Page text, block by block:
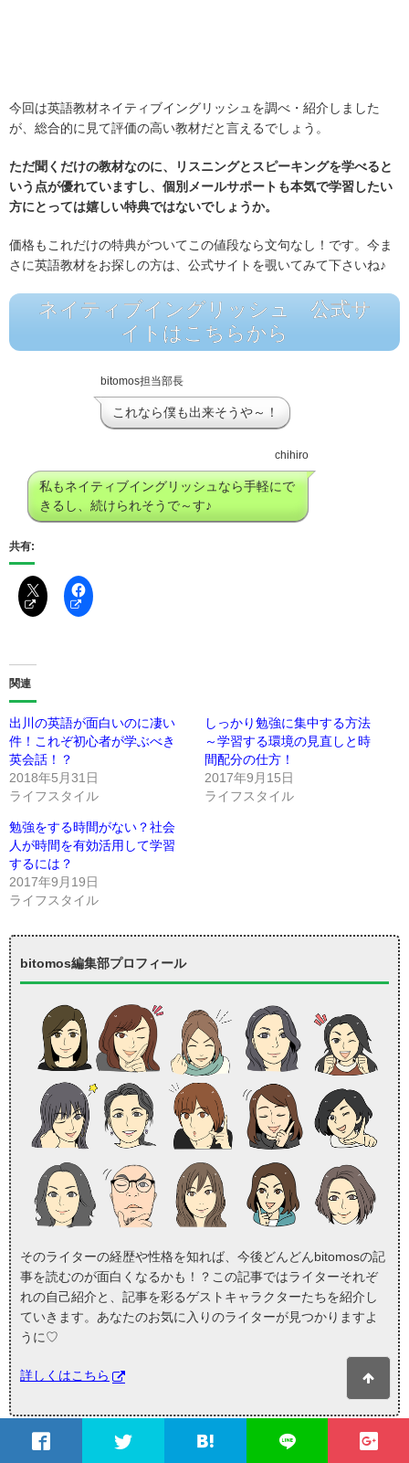
今回は英語教材ネイティブイングリッシュを調べ・紹介しました
が、総合的に見て評価の高い教材だと言えるでしょう。
ただ聞くだけの教材なのに、リスニングとスピーキングを学べると
いう点が優れていますし、個別メールサポートも本気で学習したい
方にとっては嬉しい特典ではないでしょうか。
価格もこれだけの特典がついてこの値段なら文句なし！です。今ま
さに英語教材をお探しの方は、公式サイトを覗いてみて下さいね♪
ネイティブイングリッシュ 公式サ
イトはこちらから
bitomos担当部長
これなら僕も出来そうや～！
chihiro
私もネイティブイングリッシュなら手軽にで
きるし、続けられそうで～す♪
共有:
関連
出川の英語が面白いのに凄い
件！これぞ初心者が学ぶべき
英会話！？
2018年5月31日
ライフスタイル
しっかり勉強に集中する方法
～学習する環境の見直しと時
間配分の仕方！
2017年9月15日
ライフスタイル
勉強をする時間がない？社会
人が時間を有効活用して学習
するには？
2017年9月19日
ライフスタイル
bitomos編集部プロフィール
そのライターの経歴や性格を知れば、今後どんどんbitomosの記
事を読むのが面白くなるかも！？この記事ではライターそれぞ
れの自己紹介と、記事を彩るゲストキャラクターたちを紹介し
ていきます。あなたのお気に入りのライターが見つかりますよ
うに♡
詳しくはこちら
bitomosの 注目記事 を受け取ろう